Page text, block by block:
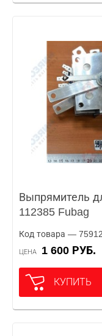
Выпрямитель
112385 Fubag
Код товара —
ЦЕНА 1 600 РУБ.
КУПИТЬ